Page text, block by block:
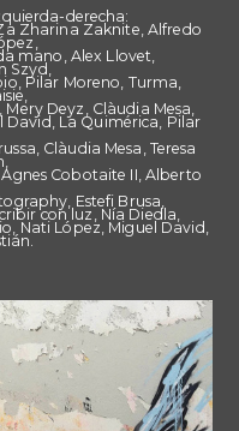
derecha:
Zharina Zaknite, Alfredo
mano, Alex Llovet,
Szyd,
Pilar Moreno, Turma,
Deyz, Clàudia Mesa,
David, La Quimérica, Pilar
Clàudia Mesa, Teresa
Cobotaite II, Alberto
Estefi Brusa,
con luz, Nía Diedla,
Nati López, Miguel David,